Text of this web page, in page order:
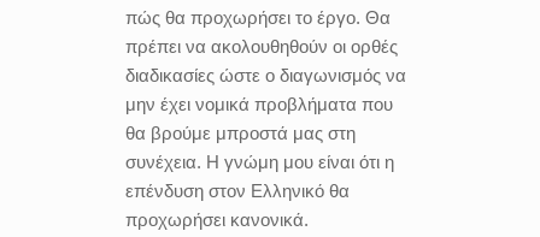
πώς θα προχωρήσει το έργο. Θα
πρέπει να ακολουθηθούν οι ορθές
διαδικασίες ώστε ο διαγωνισμός να
μην έχει νομικά προβλήματα που
θα βρούμε μπροστά μας στη
συνέχεια. Η γνώμη μου είναι ότι η
επένδυση στον Ελληνικό θα
προχωρήσει κανονικά.